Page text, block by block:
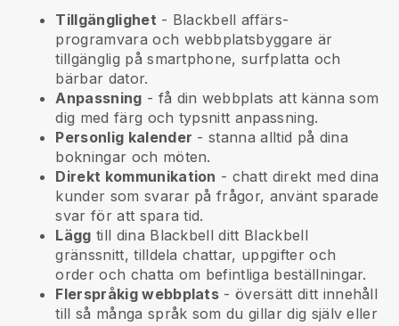
Tillgänglighet - Blackbell affärs-
programvara och webbplatsbyggare är
tillgänglig på smartphone, surfplatta och
bärbar dator.
Anpassning - få din webbplats att känna som
dig med färg och typsnitt anpassning.
Personlig kalender - stanna alltid på dina
bokningar och möten.
Direkt kommunikation - chatt direkt med dina
kunder som svarar på frågor, använt sparade
svar för att spara tid.
Lägg till dina Blackbell ditt Blackbell
gränssnitt, tilldela chattar, uppgifter och
order och chatta om befintliga beställningar.
Flerspråkig webbplats - översätt ditt innehåll
till så många språk som du gillar dig själv eller